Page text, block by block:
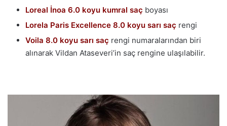
Loreal İnoa 6.0 koyu kumral saç boyası
Lorela Paris Excellence 8.0 koyu sarı saç rengi
Voila 8.0 koyu sarı saç rengi numaralarından biri
alınarak Vildan Ataseveri’in saç rengine ulaşılabilir.